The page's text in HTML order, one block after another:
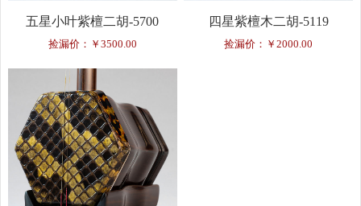
五星小叶紫檀二胡-5700
捡漏价：￥3500.00
四星紫檀木二胡-5119
捡漏价：￥2000.00